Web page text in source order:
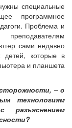
специальные
программное
Проблема и
сами недавно
детей, которые в
и планшета
– о
технологиям